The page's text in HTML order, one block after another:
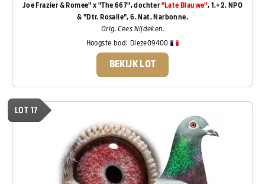
Joe Frazier & Romee" x "The 667", dochter"Late Blauwe", 1.+2. NPO
& "Dtr. Rosalie", 6. Nat. Narbonne.
Orig. Cees Nijdeken.
Hoogste bod: Dieze09400
BEKIJK LOT
LOT 17